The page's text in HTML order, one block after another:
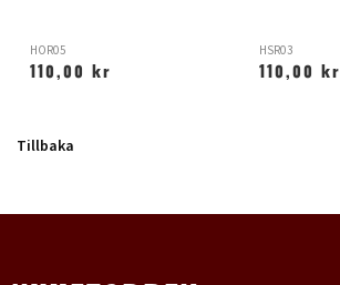
HOR05
110,00 kr
HSR03
110,00 kr
Tillbaka